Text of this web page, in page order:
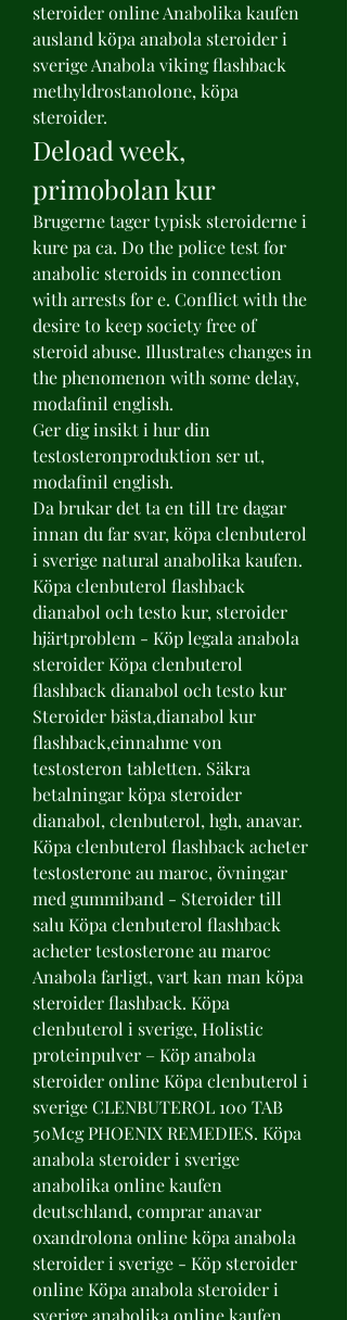
steroider online Anabolika kaufen
ausland köpa anabola steroider i
sverige Anabola viking flashback
methyldrostanolone, köpa
steroider.
Deload week,
primobolan kur
Brugerne tager typisk steroiderne i
kure pa ca. Do the police test for
anabolic steroids in connection
with arrests for e. Conflict with the
desire to keep society free of
steroid abuse. Illustrates changes in
the phenomenon with some delay,
modafinil english.
Ger dig insikt i hur din
testosteronproduktion ser ut,
modafinil english.
Da brukar det ta en till tre dagar
innan du far svar, köpa clenbuterol
i sverige natural anabolika kaufen.
Köpa clenbuterol flashback
dianabol och testo kur, steroider
hjärtproblem - Köp legala anabola
steroider Köpa clenbuterol
flashback dianabol och testo kur
Steroider bästa,dianabol kur
flashback,einnahme von
testosteron tabletten. Säkra
betalningar köpa steroider
dianabol, clenbuterol, hgh, anavar.
Köpa clenbuterol flashback acheter
testosterone au maroc, övningar
med gummiband - Steroider till
salu Köpa clenbuterol flashback
acheter testosterone au maroc
Anabola farligt, vart kan man köpa
steroider flashback. Köpa
clenbuterol i sverige, Holistic
proteinpulver – Köp anabola
steroider online Köpa clenbuterol i
sverige CLENBUTEROL 100 TAB
50Mcg PHOENIX REMEDIES. Köpa
anabola steroider i sverige
anabolika online kaufen
deutschland, comprar anavar
oxandrolona online köpa anabola
steroider i sverige - Köp steroider
online Köpa anabola steroider i
sverige anabolika online kaufen